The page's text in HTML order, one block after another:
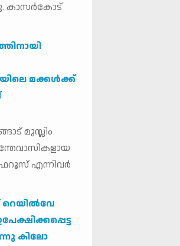
കാസര്‍കോട്
മക്കൾക്ക്
മുസ്ലിം
എന്നിവർ
കിലോ